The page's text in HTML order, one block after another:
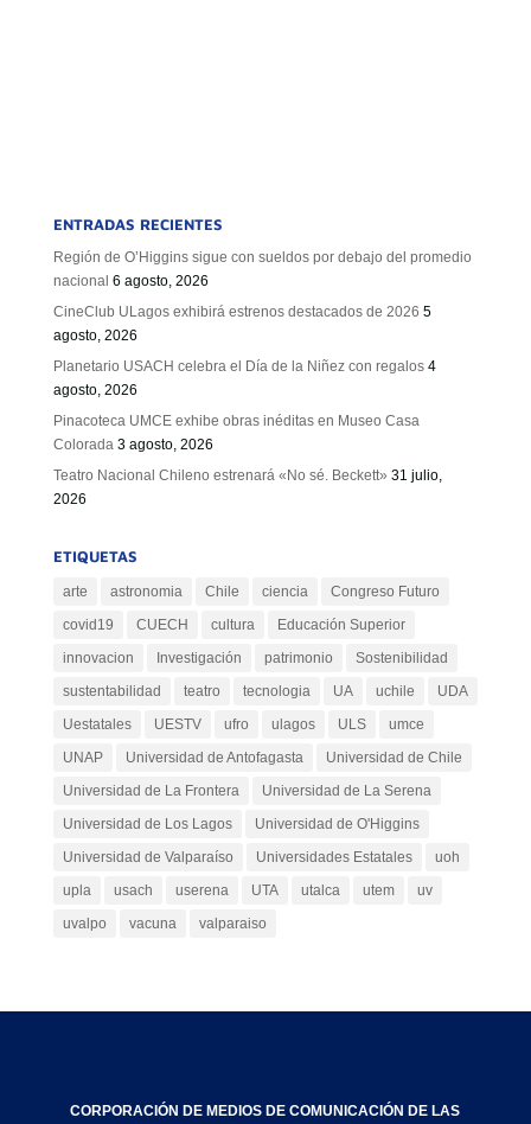
ENTRADAS RECIENTES
Región de O’Higgins sigue con sueldos por debajo del promedio
nacional 6 agosto, 2026
CineClub ULagos exhibirá estrenos destacados de 2026 5
agosto, 2026
Planetario USACH celebra el Día de la Niñez con regalos 4
agosto, 2026
Pinacoteca UMCE exhibe obras inéditas en Museo Casa
Colorada 3 agosto, 2026
Teatro Nacional Chileno estrenará «No sé. Beckett» 31 julio,
2026
ETIQUETAS
arte astronomia Chile ciencia
Congreso Futuro
covid19
CUECH cultura
Educación Superior
innovacion
Investigación patrimonio
Sostenibilidad
sustentabilidad
teatro tecnologia UA uchile
UDA
Uestatales
UESTV ufro ulagos ULS
umce
UNAP
Universidad de Antofagasta
Universidad de Chile
Universidad de La Frontera
Universidad de La Serena
Universidad de Los Lagos
Universidad de O'Higgins
Universidad de Valparaíso
Universidades Estatales
uoh
upla
usach userena UTA utalca utem
uv
uvalpo
vacuna valparaiso
CORPORACIÓN DE MEDIOS DE COMUNICACIÓN DE LAS